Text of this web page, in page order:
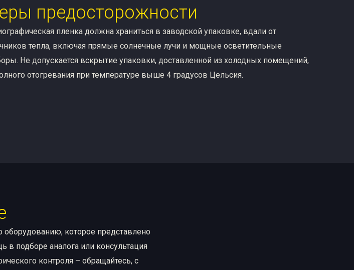
предосторожности
пленка должна храниться в заводской упаковке, вдали от
тепла, включая прямые солнечные лучи и мощные осветительные
Не допускается вскрытие упаковки, доставленной из холодных помещений,
отогревания при температуре выше 4 градусов Цельсия.
оборудованию, которое представлено
в подборе аналога или консультация
контроля – обращайтесь, с